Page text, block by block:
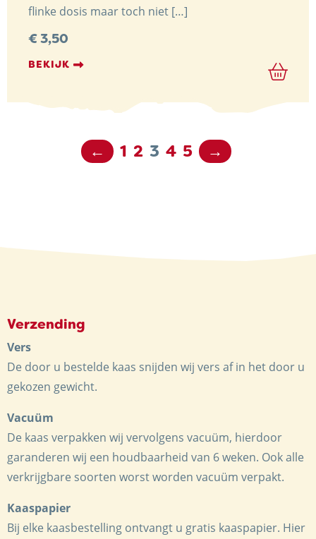
flinke dosis maar toch niet […]
€3,50
BEKIJK
← 1 2 3 4 5 →
Verzending
Vers
De door u bestelde kaas snijden wij vers af in het door u
gekozen gewicht.
Vacuüm
De kaas verpakken wij vervolgens vacuüm, hierdoor
garanderen wij een houdbaarheid van 6 weken. Ook alle
verkrijgbare soorten worst worden vacuüm verpakt.
Kaaspapier
Bij elke kaasbestelling ontvangt u gratis kaaspapier. Hier